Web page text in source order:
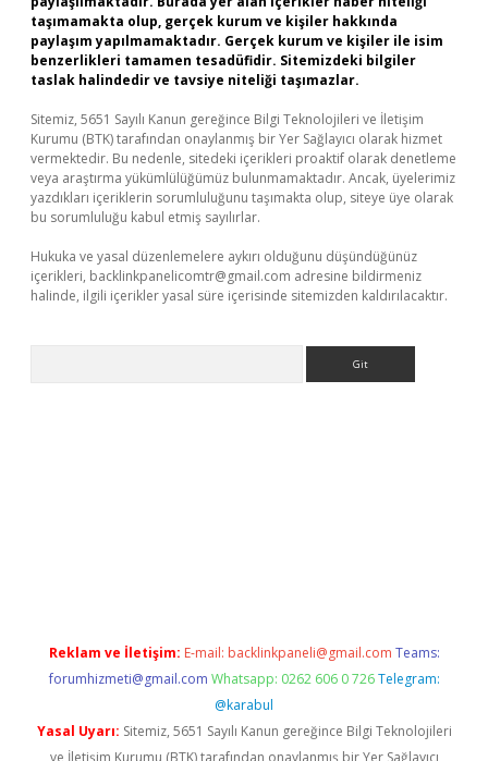
taşımamakta olup, gerçek kurum ve kişiler hakkında
paylaşım yapılmamaktadır. Gerçek kurum ve kişiler ile isim
benzerlikleri tamamen tesadüfidir. Sitemizdeki bilgiler
taslak halindedir ve tavsiye niteliği taşımazlar.
Sitemiz, 5651 Sayılı Kanun gereğince Bilgi Teknolojileri ve İletişim
Kurumu (BTK) tarafından onaylanmış bir Yer Sağlayıcı olarak hizmet
vermektedir. Bu nedenle, sitedeki içerikleri proaktif olarak denetleme
veya araştırma yükümlülüğümüz bulunmamaktadır. Ancak, üyelerimiz
yazdıkları içeriklerin sorumluluğunu taşımakta olup, siteye üye olarak
bu sorumluluğu kabul etmiş sayılırlar.
Hukuka ve yasal düzenlemelere aykırı olduğunu düşündüğünüz
içerikleri, backlinkpanelicomtr@gmail.com adresine bildirmeniz
halinde, ilgili içerikler yasal süre içerisinde sitemizden kaldırılacaktır.
Reklam ve İletişim: E-mail: backlinkpaneli@gmail.com Teams:
forumhizmeti@gmail.com Whatsapp: 0262 606 0 726 Telegram:
@karabul
Yasal Uyarı: Sitemiz, 5651 Sayılı Kanun gereğince Bilgi Teknolojileri
ve İletişim Kurumu (BTK) tarafından onaylanmış bir Yer Sağlayıcı